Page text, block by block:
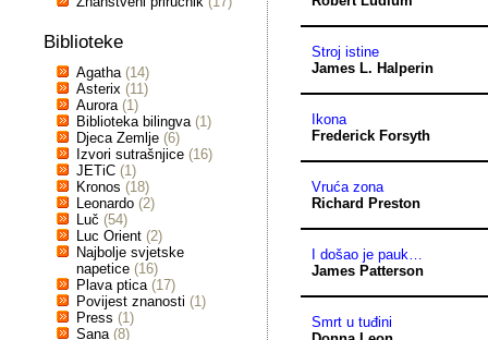
Biblioteke
Agatha (14)
Asterix (11)
Aurora (1)
Biblioteka bilingva (1)
Djeca Zemlje (6)
Izvori sutrašnjice (16)
JETiC (1)
Kronos (18)
Leonardo (2)
Luč (54)
Luc Orient (2)
Najbolje svjetske
napetice (16)
Plava ptica (17)
Povijest znanosti (1)
Press (1)
Sana (8)
Stroj istine
James L. Halperin
Ikona
Frederick Forsyth
Vruća zona
Richard Preston
I došao je pauk…
James Patterson
Smrt u tuđini